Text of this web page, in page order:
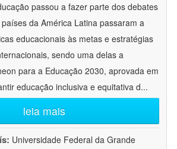
passou a fazer parte dos debates
da América Latina passaram a
educacionais às metas e estratégias
sendo uma delas a
para a Educação 2030, aprovada em
educação inclusiva e equitativa d...
leia mais
Universidade Federal da Grande